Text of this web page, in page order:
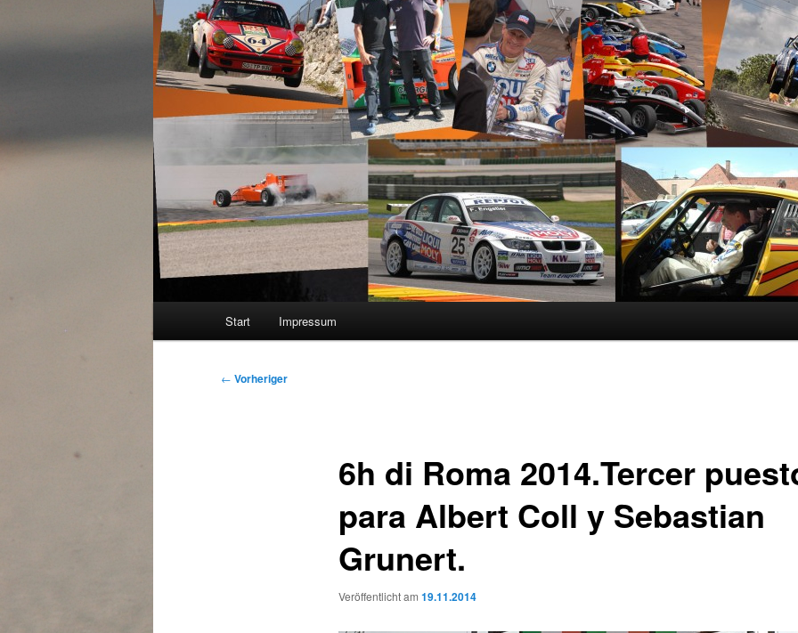
Start Impressum
Beitragsnavigation
← Vorheriger
6h di Roma 2014.Tercer
para Albert Coll y Sebastian
Grunert.
Veröffentlicht am 19.11.2014